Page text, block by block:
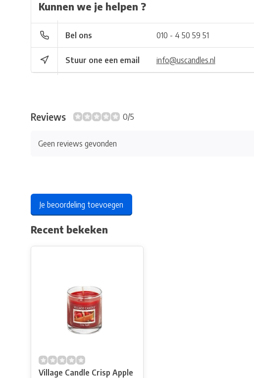
Kunnen we je helpen ?
Bel ons 010 - 4 50 59 51
Stuur one een email info@uscandles.nl
Reviews 0/5
Geen reviews gevonden
Je beoordeling toevoegen
Recent bekeken
Village Candle Crisp Apple